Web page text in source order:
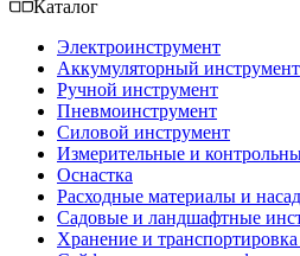
Каталог
Электроинструмент
Аккумуляторный инструмент
Ручной инструмент
Пневмоинструмент
Силовой инструмент
Измерительные и
Оснастка
Расходные материалы и
Садовые и ландшафтные
Хранение и